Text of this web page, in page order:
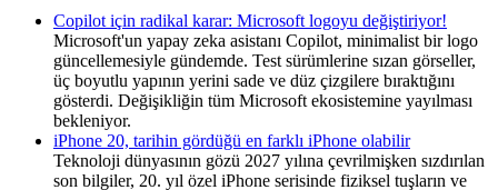
Copilot için radikal karar: Microsoft logoyu değiştiriyor!
Microsoft'un yapay zeka asistanı Copilot, minimalist bir logo
güncellemesiyle gündemde. Test sürümlerine sızan görseller,
üç boyutlu yapının yerini sade ve düz çizgilere bıraktığını
gösterdi. Değişikliğin tüm Microsoft ekosistemine yayılması
bekleniyor.
iPhone 20, tarihin gördüğü en farklı iPhone olabilir
Teknoloji dünyasının gözü 2027 yılına çevrilmişken sızdırılan
son bilgiler, 20. yıl özel iPhone serisinde fiziksel tuşların ve